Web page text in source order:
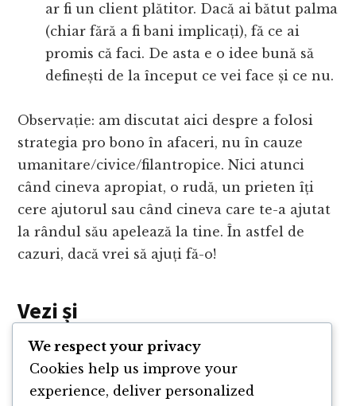
ar fi un client plătitor. Dacă ai bătut palma
(chiar fără a fi bani implicați), fă ce ai
promis că faci. De asta e o idee bună să
definești de la început ce vei face și ce nu.
Observație: am discutat aici despre a folosi
strategia pro bono în afaceri, nu în cauze
umanitare/civice/filantropice. Nici atunci
când cineva apropiat, o rudă, un prieten îți
cere ajutorul sau când cineva care te-a ajutat
la rândul său apelează la tine. În astfel de
cazuri, dacă vrei să ajuți fă-o!
Vezi și
11 motive pentru care nu pot lucra pe
“gratis”
We respect your privacy
Cookies help us improve your
experience, deliver personalized